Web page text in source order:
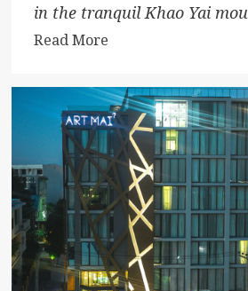
in the tranquil Khao Yai
Read MoreRead
about
Nhapha
Khao
Yai
Resort